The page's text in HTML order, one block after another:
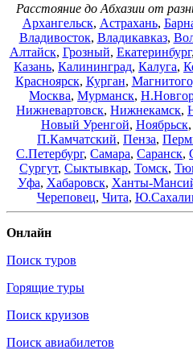
Расстояние до Абхазии от
Архангельск, Астрахань,
Владивосток, Владикавказ,
Алтайск, Грозный, Екатеринбург,
Казань, Калининград, Калуга,
Красноярск, Курган,
Москва, Мурманск,
Нижневартовск, Нижнекамск,
Новый Уренгой, Ноябрьск,
П.Камчатский, Пенза,
С.Петербург, Самара, Саранск,
Сургут, Сыктывкар, Томск,
Уфа, Хабаровск, Ханты-
Череповец, Чита,
Онлайн
Поиск туров
Горящие туры
Поиск круизов
Поиск авиабилетов